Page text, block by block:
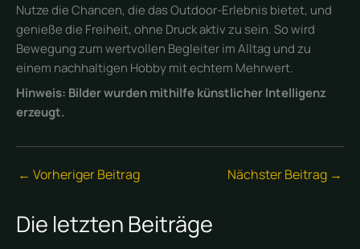
Nutze die Chancen, die das Outdoor-Erlebnis bietet, und
genieße die Freiheit, ohne Druck aktiv zu sein. So wird
Bewegung zum wertvollen Begleiter im Alltag und zu
einem nachhaltigen Hobby mit echtem Mehrwert.
Hinweis: Bilder wurden mithilfe künstlicher Intelligenz
erzeugt.
← Vorheriger Beitrag Nächster Beitrag →
Die letzten Beiträge